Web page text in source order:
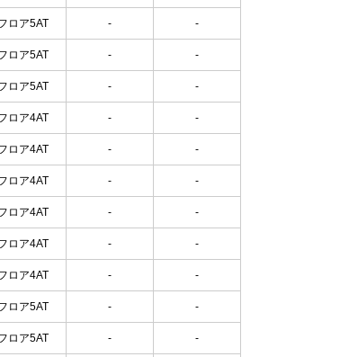
ロア5AT - -
ロア5AT - -
ロア5AT - -
ロア4AT - -
ロア4AT - -
ロア4AT - -
ロア4AT - -
ロア4AT - -
ロア4AT - -
ロア5AT - -
ロア5AT - -